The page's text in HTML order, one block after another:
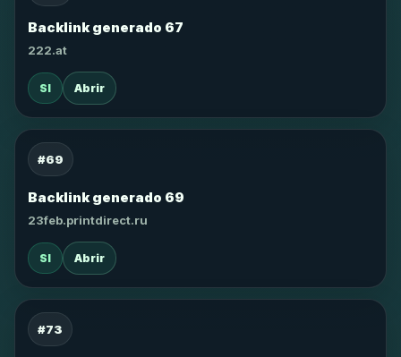
Backlink generado 67
222.at
SI Abrir
#69
Backlink generado 69
23feb.printdirect.ru
SI Abrir
#73